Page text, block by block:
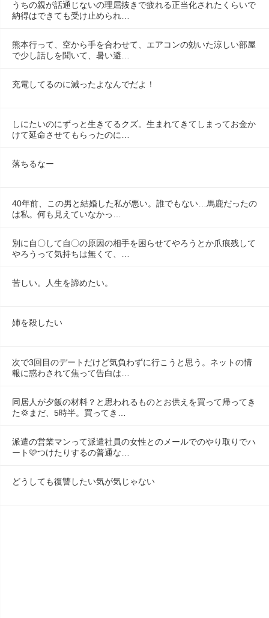
うちの親が話通じないの理屈抜きで疲れる正当化されたくらいで
納得はできても受け止められ…
熊本行って、空から手を合わせて、エアコンの効いた涼しい部屋
で少し話しを聞いて、暑い避…
充電してるのに減ったよなんでだよ！
しにたいのにずっと生きてるクズ。生まれてきてしまってお金か
けて延命させてもらったのに…
落ちるなー
40年前、この男と結婚した私が悪い。誰でもない…馬鹿だったの
は私。何も見えていなかっ…
別に自〇して自〇の原因の相手を困らせてやろうとか爪痕残して
やろうって気持ちは無くて、…
苦しい。人生を諦めたい。
姉を殺したい
次で3回目のデートだけど気負わずに行こうと思う。ネットの情
報に惑わされて焦って告白は…
同居人が夕飯の材料？と思われるものとお供えを買って帰ってき
た💢まだ、5時半。買ってき…
派遣の営業マンって派遣社員の女性とのメールでのやり取りでハ
ート🩷つけたりするの普通な…
どうしても復讐したい気が気じゃない